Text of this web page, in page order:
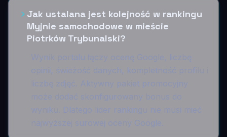
Jak ustalana jest kolejność w rankingu
Myjnie samochodowe w mieście
Piotrków Trybunalski?